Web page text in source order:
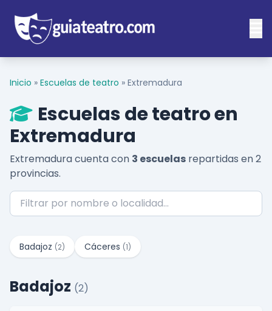
Inicio » Escuelas de teatro » Extremadura
Escuelas de teatro en
Extremadura
Extremadura cuenta con 3 escuelas repartidas en 2
provincias.
Badajoz (2) Cáceres (1)
Badajoz (2)